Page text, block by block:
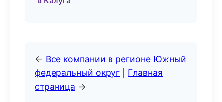
← Все компании в регионе Южный
федеральный округ
Главная
страница →